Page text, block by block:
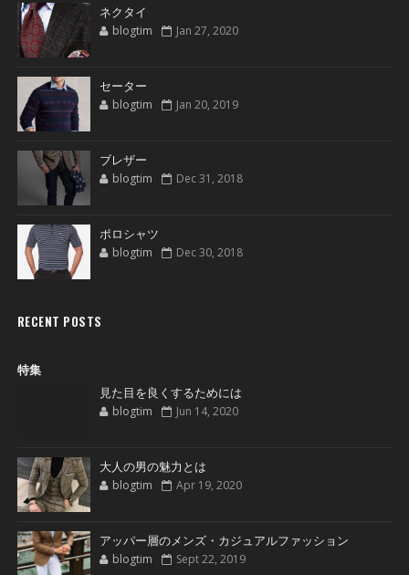
ネクタイ
blogtim Jan 27, 2020
セーター
blogtim Jan 20, 2019
ブレザー
blogtim Dec 31, 2018
ポロシャツ
blogtim Dec 30, 2018
RECENT POSTS
特集
見た目を良くするためには
blogtim Jun 14, 2020
大人の男の魅力とは
blogtim Apr 19, 2020
アッパー層のメンズ・カジュアルファッション
blogtim Sept 22, 2019